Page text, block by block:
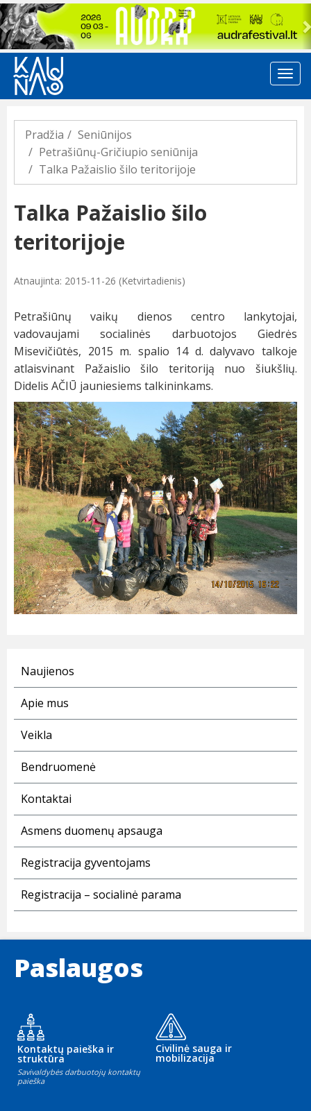
Previous
Pradžia
Seniūnijos
Petrašiūnų-Gričiupio seniūnija
Talka Pažaislio šilo teritorijoje
Talka Pažaislio šilo
teritorijoje
Atnaujinta: 2015-11-26 (Ketvirtadienis)
Petrašiūnų vaikų dienos centro lankytojai,
vadovaujami socialinės darbuotojos Giedrės
Misevičiūtės, 2015 m. spalio 14 d. dalyvavo talkoje
atlaisvinant Pažaislio šilo teritoriją nuo šiukšlių.
Didelis AČIŪ jauniesiems talkininkams.
Naujienos
Apie mus
Veikla
Bendruomenė
Kontaktai
Asmens duomenų apsauga
Registracija gyventojams
Registracija – socialinė parama
Paslaugos
Kontaktų paieška ir
struktūra
Savivaldybės darbuotojų kontaktų
paieška
Civilinė sauga ir
mobilizacija